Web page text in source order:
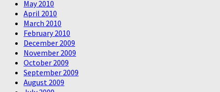
May 2010
April 2010
March 2010
February 2010
December 2009
November 2009
October 2009
September 2009
August 2009